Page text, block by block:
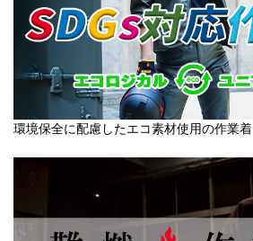
環境保全に配慮したエコ素材使用の作業着